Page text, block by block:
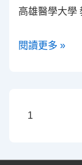
會
用
元
高雄醫學大
第
閱讀更多 »
文
分
1